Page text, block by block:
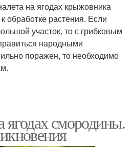
на ягодах крыжовника
обработке растения. Если
участок, то с грибковым
народными
поражен, то необходимо
ягодах смородины.